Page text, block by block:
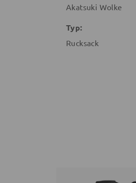
Akatsuki Wolke
Typ:
Rucksack